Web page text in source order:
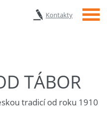
Kontakty Menu
TÁBOR
tradicí od roku 1910